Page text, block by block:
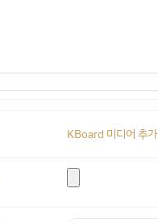
KBoard 미디어 추가